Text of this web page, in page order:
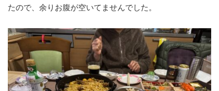
たので、余りお腹が空いてませんでした。